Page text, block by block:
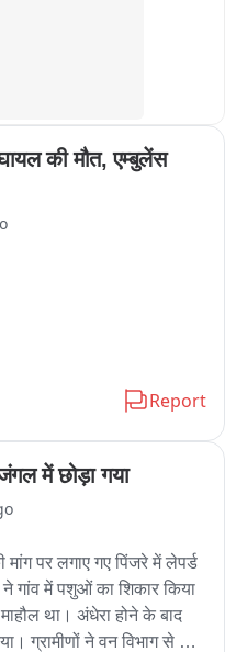
की मौत, एम्बुलेंस
रैफर के लिए ले जाया जा रहा
जा रहीं से एम्बुलैंस पलटी
Report
में छोड़ा गया
मांग पर लगाए गए पिंजरे में लेपर्ड
ने गांव में पशुओं का शिकार किया
था। अंधेरा होने के बाद
ग्रामीणों ने वन विभाग से